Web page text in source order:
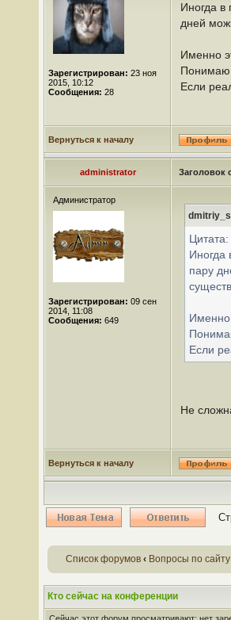
Зарегистрирован: 23 ноя
2015, 10:12
Сообщения: 28
Иногда в
дней
Именно
Понимаю
Если
Вернуться к началу
administrator Заголовок
Администратор
Зарегистрирован: 09 сен
2014, 11:08
Сообщения: 649
Цитата:
Иногда
пару
Именно
Если
Не
Вернуться к началу
Список форумов ‹ Вопросы по сайту
Кто сейчас на конференции